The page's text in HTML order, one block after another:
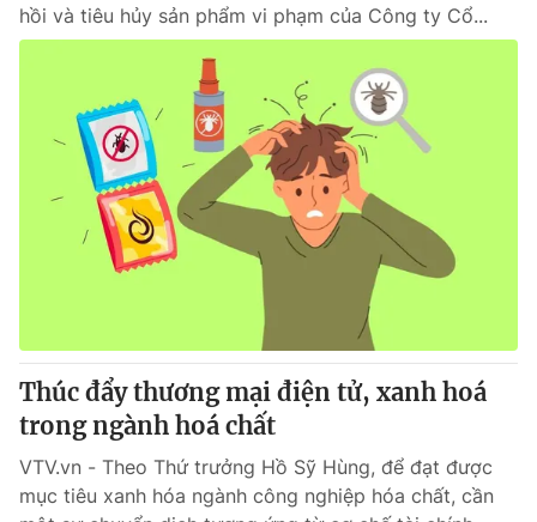
hồi và tiêu hủy sản phẩm vi phạm của Công ty Cổ...
Thúc đẩy thương mại điện tử, xanh hoá
trong ngành hoá chất
VTV.vn - Theo Thứ trưởng Hồ Sỹ Hùng, để đạt được
mục tiêu xanh hóa ngành công nghiệp hóa chất, cần